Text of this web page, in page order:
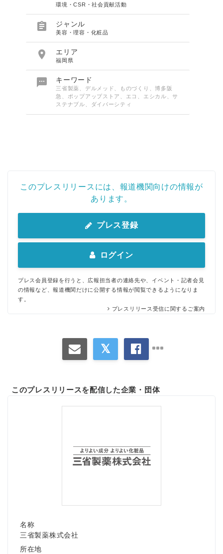
環境・CSR・社会貢献活動
 ジャンル
美容・理容・化粧品
 エリア
福岡県
 キーワード
三省製薬、デルメッド、ものづくり、博多阪
急、ポップアップストア、エコ、エシカル、サ
ステナブル、ダイバーシティ
このプレスリリースには、報道機関向けの情報が
あります。
プレス登録
ログイン
プレス会員登録を行うと、広報担当者の連絡先や、イベント・記者会見
の情報など、報道機関だけに公開する情報が閲覧できるようになりま
す。
プレスリリース受信に関するご案内
このプレスリリースを配信した企業・団体
名称
三省製薬株式会社
所在地